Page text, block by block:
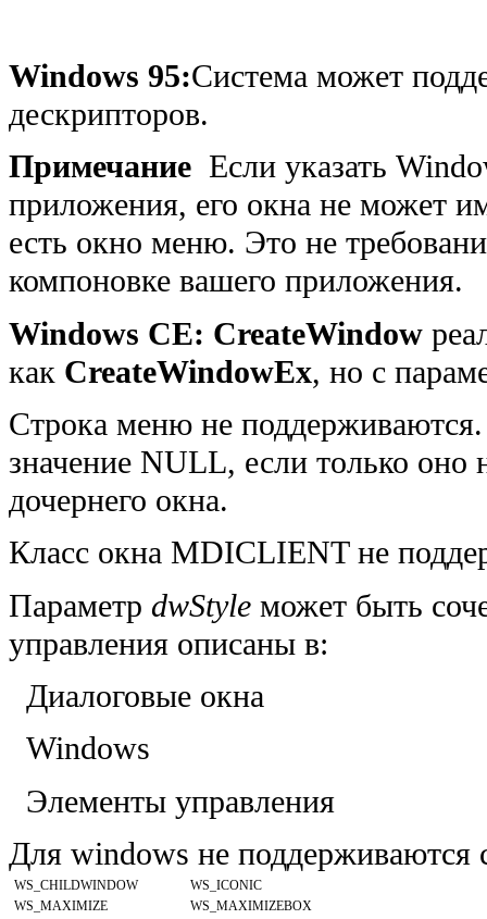
Windows 95:Система может
дескрипторов.
Примечание Если указать
приложения, его окна не может
есть окно меню. Это не
компоновке вашего приложения.
Windows CE: CreateWindow
как CreateWindowEx, но с
Строка меню не
значение NULL, если только оно
дочернего окна.
Класс окна MDICLIENT не
Параметр dwStyle может быть
управления описаны в:
Диалоговые окна
Windows
Элементы управления
Для windows не
WS_CHILDWINDOW
WS_ICONIC
WS_MAXIMIZE
WS_MAXIMIZEBOX